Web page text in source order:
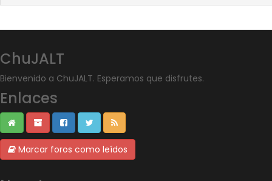
ChuJALT
Bienvenido a ChuJALT. Esperamos que disfrutes.
Enlaces
Marcar foros como leídos